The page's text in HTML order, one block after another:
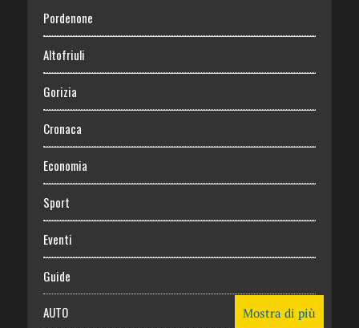
Pordenone
Altofriuli
Gorizia
Cronaca
Economia
Sport
Eventi
Guide
AUTO Mostra di più